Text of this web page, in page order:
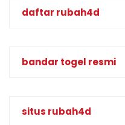
daftar rubah4d
bandar togel resmi
situs rubah4d